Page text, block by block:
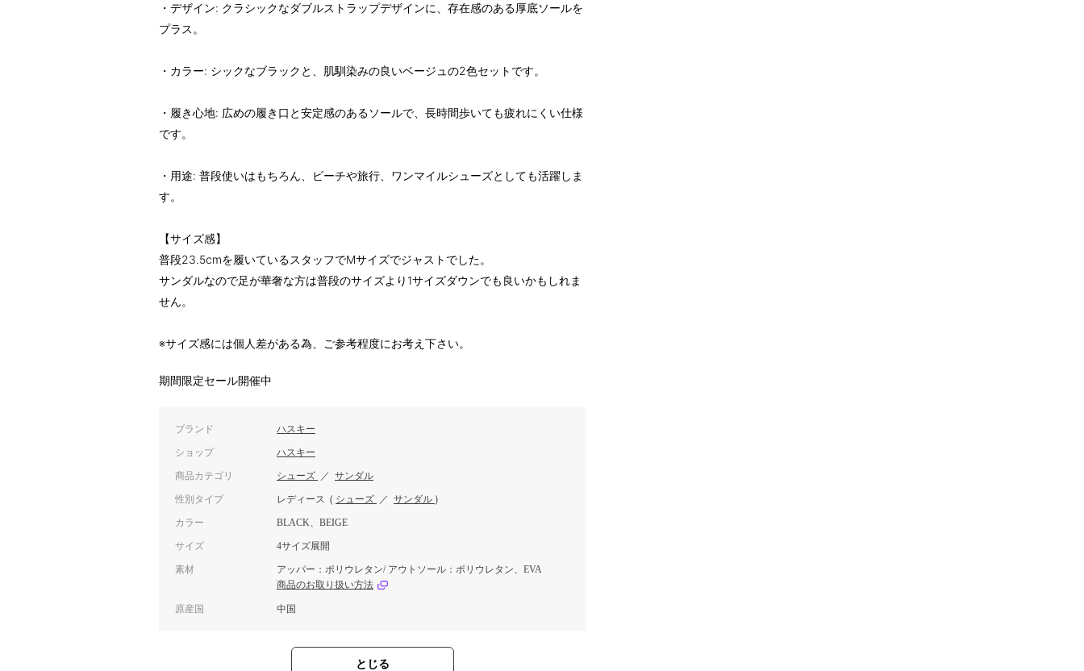
・デザイン: クラシックなダブルストラップデザインに、存在感のある厚底ソールを
プラス。
・カラー: シックなブラックと、肌馴染みの良いベージュの2色セットです。
・履き心地: 広めの履き口と安定感のあるソールで、長時間歩いても疲れにくい仕様
です。
・用途: 普段使いはもちろん、ビーチや旅行、ワンマイルシューズとしても活躍しま
す。
【サイズ感】
普段23.5cmを履いているスタッフでMサイズでジャストでした。
サンダルなので足が華奢な方は普段のサイズより1サイズダウンでも良いかもしれま
せん。
※サイズ感には個人差がある為、ご参考程度にお考え下さい。
期間限定セール開催中
ブランド ハスキー
ショップ ハスキー
商品カテゴリ シューズ ／ サンダル
性別タイプ レディース ( シューズ ／ サンダル )
カラー BLACK、BEIGE
サイズ 4サイズ展開
素材
アッパー：ポリウレタン/ アウトソール：ポリウレタン、EVA
商品のお取り扱い方法
原産国 中国
とじる